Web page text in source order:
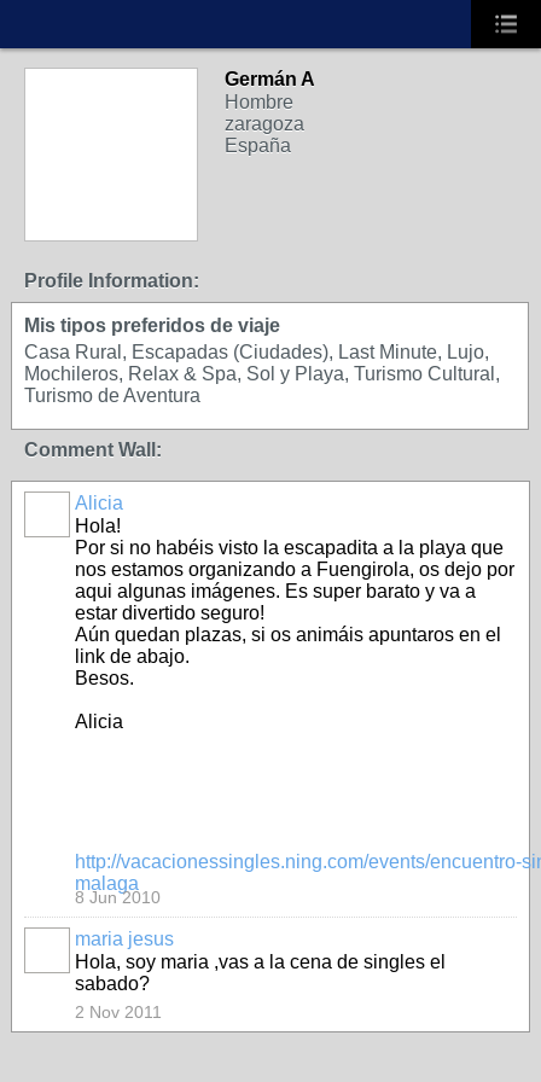
Germán A
Hombre
zaragoza
España
Profile Information:
Mis tipos preferidos de viaje
Casa Rural, Escapadas (Ciudades), Last Minute, Lujo,
Mochileros, Relax & Spa, Sol y Playa, Turismo Cultural,
Turismo de Aventura
Comment Wall:
Alicia
Hola!
Por si no habéis visto la escapadita a la playa que
nos estamos organizando a Fuengirola, os dejo por
aqui algunas imágenes. Es super barato y va a
estar divertido seguro!
Aún quedan plazas, si os animáis apuntaros en el
link de abajo.
Besos.
Alicia
http://vacacionessingles.ning.com/events/encuentro-
malaga
8 Jun 2010
maria jesus
Hola, soy maria ,vas a la cena de singles el
sabado?
2 Nov 2011